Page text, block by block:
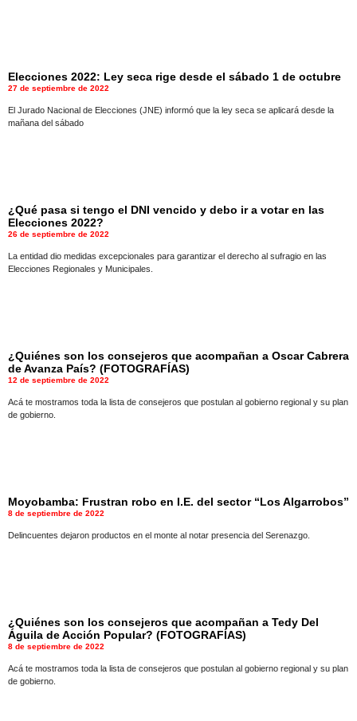
Elecciones 2022: Ley seca rige desde el sábado 1 de octubre
27 de septiembre de 2022
El Jurado Nacional de Elecciones (JNE) informó que la ley seca se aplicará desde la
mañana del sábado
¿Qué pasa si tengo el DNI vencido y debo ir a votar en las
Elecciones 2022?
26 de septiembre de 2022
La entidad dio medidas excepcionales para garantizar el derecho al sufragio en las
Elecciones Regionales y Municipales.
¿Quiénes son los consejeros que acompañan a Oscar Cabrera
de Avanza País? (FOTOGRAFÍAS)
12 de septiembre de 2022
Acá te mostramos toda la lista de consejeros que postulan al gobierno regional y su plan
de gobierno.
Moyobamba: Frustran robo en I.E. del sector “Los Algarrobos”
8 de septiembre de 2022
Delincuentes dejaron productos en el monte al notar presencia del Serenazgo.
¿Quiénes son los consejeros que acompañan a Tedy Del
Águila de Acción Popular? (FOTOGRAFÍAS)
8 de septiembre de 2022
Acá te mostramos toda la lista de consejeros que postulan al gobierno regional y su plan
de gobierno.